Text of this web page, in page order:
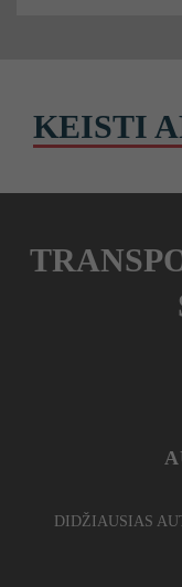
KEISTI
DIDŽIAUSIAS